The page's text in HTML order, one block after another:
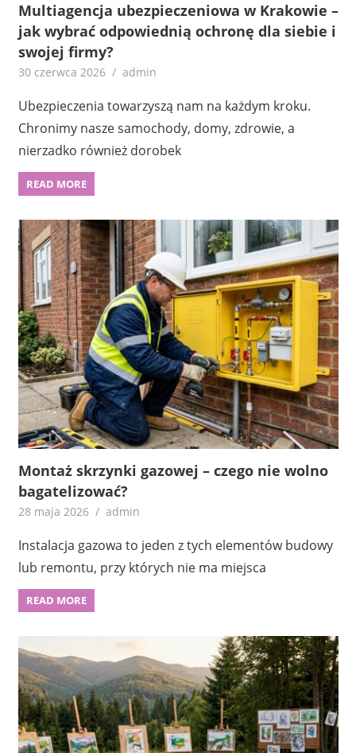
Multiagencja ubezpieczeniowa w Krakowie –
jak wybrać odpowiednią ochronę dla siebie i
swojej firmy?
30 czerwca 2026 admin
Ubezpieczenia towarzyszą nam na każdym kroku.
Chronimy nasze samochody, domy, zdrowie, a
nierzadko również dorobek
READ MORE
Montaż skrzynki gazowej – czego nie wolno
bagatelizować?
28 maja 2026 admin
Instalacja gazowa to jeden z tych elementów budowy
lub remontu, przy których nie ma miejsca
READ MORE